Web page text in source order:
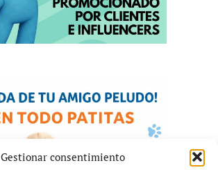
Gestionar consentimiento